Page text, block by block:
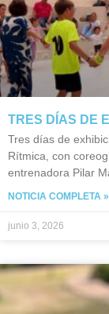
TRES DÍAS DE
Tres días de
Rítmica, con
entrenadora Pilar
NOTICIA COMPLETA »
junio 3, 2026